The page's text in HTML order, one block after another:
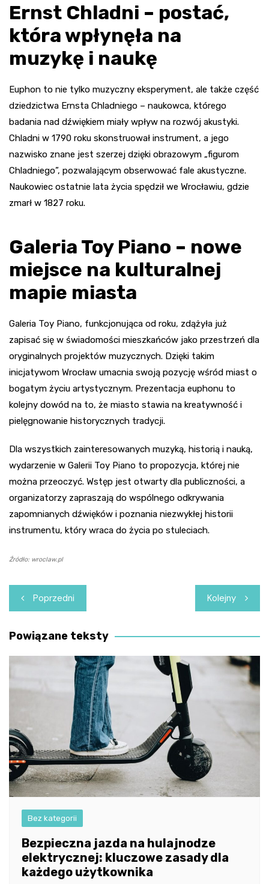
Ernst Chladni – postać,
która wpłynęła na
muzykę i naukę
Euphon to nie tylko muzyczny eksperyment, ale także część
dziedzictwa Ernsta Chladniego – naukowca, którego
badania nad dźwiękiem miały wpływ na rozwój akustyki.
Chladni w 1790 roku skonstruował instrument, a jego
nazwisko znane jest szerzej dzięki obrazowym „figurom
Chladniego”, pozwalającym obserwować fale akustyczne.
Naukowiec ostatnie lata życia spędził we Wrocławiu, gdzie
zmarł w 1827 roku.
Galeria Toy Piano – nowe
miejsce na kulturalnej
mapie miasta
Galeria Toy Piano, funkcjonująca od roku, zdążyła już
zapisać się w świadomości mieszkańców jako przestrzeń dla
oryginalnych projektów muzycznych. Dzięki takim
inicjatywom Wrocław umacnia swoją pozycję wśród miast o
bogatym życiu artystycznym. Prezentacja euphonu to
kolejny dowód na to, że miasto stawia na kreatywność i
pielęgnowanie historycznych tradycji.
Dla wszystkich zainteresowanych muzyką, historią i nauką,
wydarzenie w Galerii Toy Piano to propozycja, której nie
można przeoczyć. Wstęp jest otwarty dla publiczności, a
organizatorzy zapraszają do wspólnego odkrywania
zapomnianych dźwięków i poznania niezwykłej historii
instrumentu, który wraca do życia po stuleciach.
Źródło: wroclaw.pl
Nawigacja
wpisu
Poprzedni Kolejny
Powiązane teksty
Bez kategorii
Bezpieczna jazda na hulajnodze
elektrycznej: kluczowe zasady dla
każdego użytkownika